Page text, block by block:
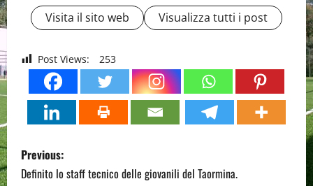
Visita il sito web Visualizza tutti i post
Post Views: 253
P
o
Previous:
Definito lo staff tecnico delle giovanili del Taormina.